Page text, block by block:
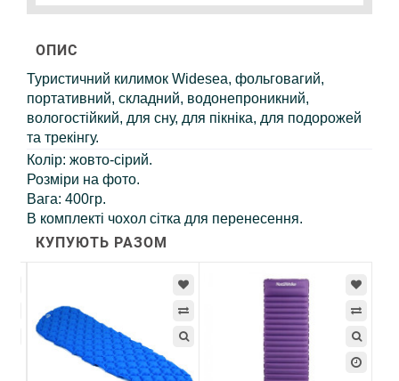
ОПИС
Туристичний килимок Widesea, фольговагий,
портативний, складний, водонепроникний,
вологостійкий, для сну, для пікніка, для подорожей
та трекінгу.
Колір: жовто-сірий.
Розміри на фото.
Вага: 400гр.
В комплекті чохол сітка для перенесення.
КУПУЮТЬ РАЗОМ